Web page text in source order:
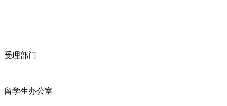
受理部门
留学生办公室